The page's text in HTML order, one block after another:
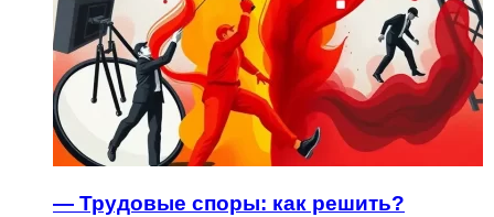
— Трудовые споры: как решить?